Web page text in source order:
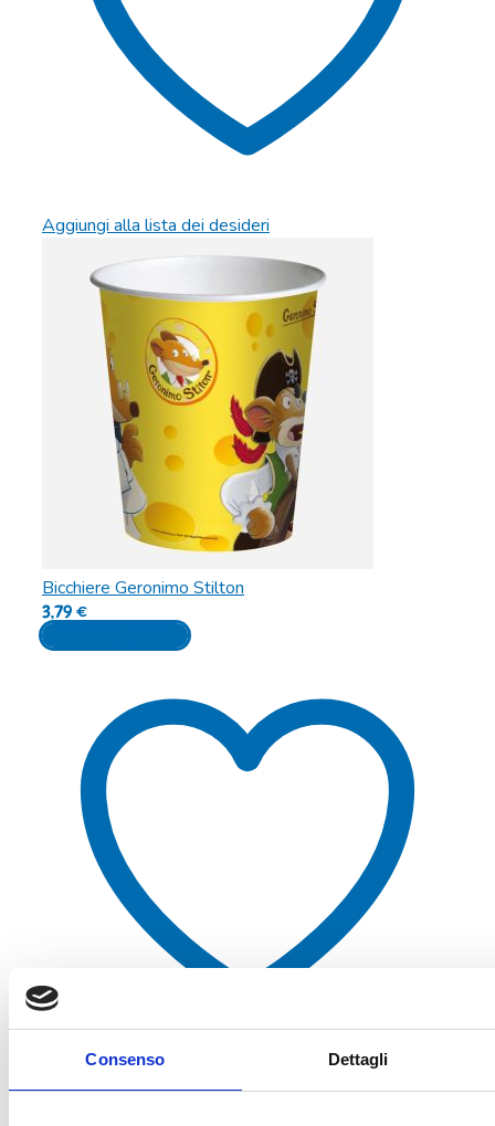
Consenso Dettagli
Aggiungi alla lista dei desideri
Bicchiere Geronimo Stilton
3,79€
Aggiungi al carrello